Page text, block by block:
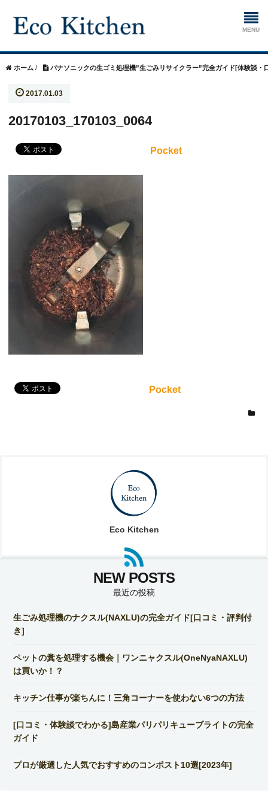
ホーム
生ゴミ処理機
ホーム / パナソニックの生ゴミ処理機”生ごみリサイクラー”完全ガイド[体験談・
2017.01.03
20170103_170103_0064
Pocket
Pocket
Eco Kitchen
最近の投稿
生ごみ処理機のナクスル(NAXLU)の完全ガイド[口コミ・評判付
き]
ペットの糞を処理する機会｜ワンニャクスル(OneNyaNAXLU)
は買いか！？
キッチン仕事が楽ちんに！三角コーナーを使わない6つの方法
[口コミ・体験談でわかる]島産業パリパリキューブライトの完全
ガイド
プロが厳選した人気でおすすめのコンポスト10選[2023年]